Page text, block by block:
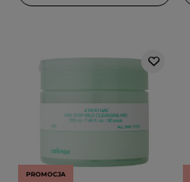
PROMOCJA